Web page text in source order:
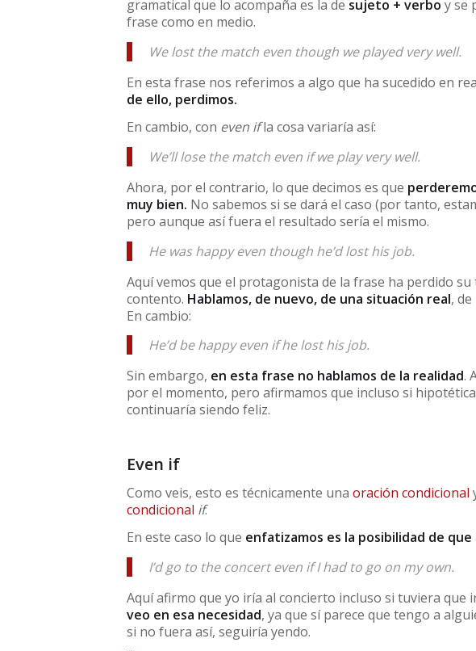
gramatical que lo acompaña es la de sujeto + verbo y se
frase como en medio.
We lost the match even though we played very well.
En esta frase nos referimos a algo que ha sucedido en
de ello, perdimos.
En cambio, con even ifla cosa variaría así:
We’ll lose the match even if we play very well.
Ahora, por el contrario, lo que decimos es que
muy bien. No sabemos si se dará el caso (por tanto,
pero aunque así fuera el resultado sería el mismo.
He was happy even though he’d lost his job.
Aquí vemos que el protagonista de la frase ha perdido
contento. Hablamos, de nuevo, de una situación real,
En cambio:
He’d be happy even if he lost his job.
Sin embargo, en esta frase no hablamos de la realidad.
por el momento, pero afirmamos que incluso si
continuaría siendo feliz.
Even if
Como veis, esto es técnicamente una oración condicional
condicional if.
En este caso lo que enfatizamos es la posibilidad de que
I’d go to the concert even if I had to go on my own.
Aquí afirmo que yo iría al concierto incluso si tuviera que
veo en esa necesidad, ya que sí parece que tengo a
si no fuera así, seguiría yendo.